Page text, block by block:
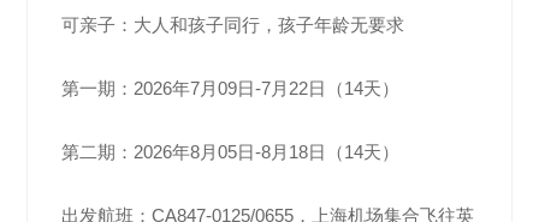
可亲子：大人和孩子同行，孩子年龄无要求
第一期：2026年7月09日-7月22日（14天）
第二期：2026年8月05日-8月18日（14天）
出发航班：CA847-0125/0655，上海机场集合飞往英